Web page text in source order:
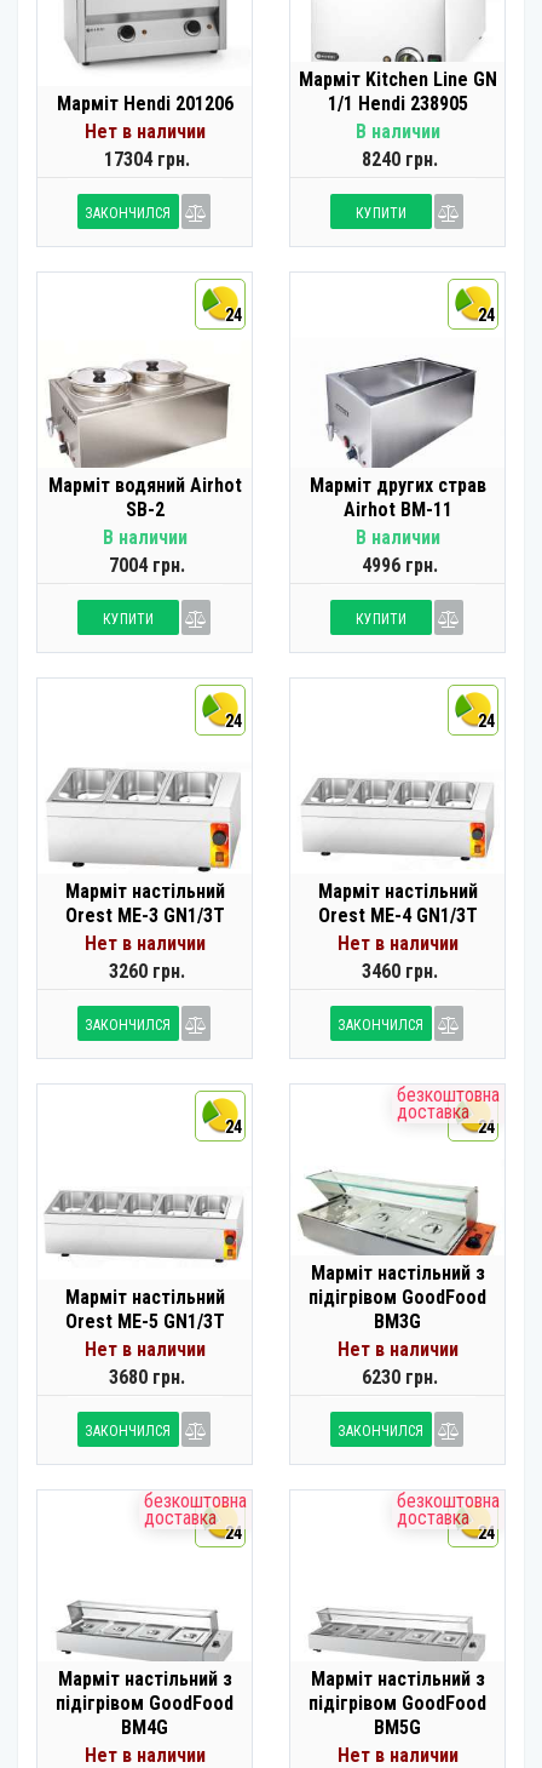
Марміт Hendi 201206
Нет в наличии
17304 грн.
ЗАКОНЧИЛСЯ
Марміт Kitchen Line GN
1/1 Hendi 238905
В наличии
8240 грн.
КУПИТИ
24
Марміт водяний Airhot
SB-2
В наличии
7004 грн.
КУПИТИ
24
Марміт других страв
Airhot BM-11
В наличии
4996 грн.
КУПИТИ
24
Марміт настільний
Orest ME-3 GN1/3T
Нет в наличии
3260 грн.
ЗАКОНЧИЛСЯ
24
Марміт настільний
Orest ME-4 GN1/3T
Нет в наличии
3460 грн.
ЗАКОНЧИЛСЯ
24
Марміт настільний
Orest ME-5 GN1/3T
Нет в наличии
3680 грн.
ЗАКОНЧИЛСЯ
безкоштовна
доставка
24
Марміт настільний з
підігрівом GoodFood
BM3G
Нет в наличии
6230 грн.
ЗАКОНЧИЛСЯ
безкоштовна
доставка
24
Марміт настільний з
підігрівом GoodFood
BM4G
Нет в наличии
безкоштовна
доставка
24
Марміт настільний з
підігрівом GoodFood
BM5G
Нет в наличии